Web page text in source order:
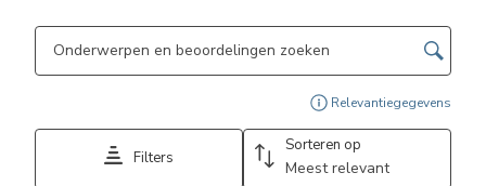
Onderwerpen en beoordelingen zoeken per regio
Relevantiegegevens
Filters
Sorteren op
Meest relevant